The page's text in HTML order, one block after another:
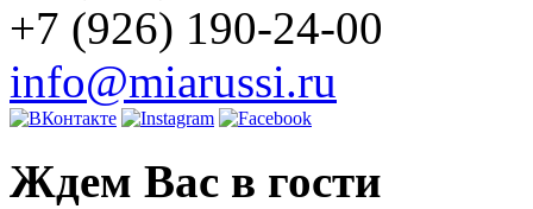
+7 (926) 190-24-00
info@miarussi.ru
Ждем Вас в гости